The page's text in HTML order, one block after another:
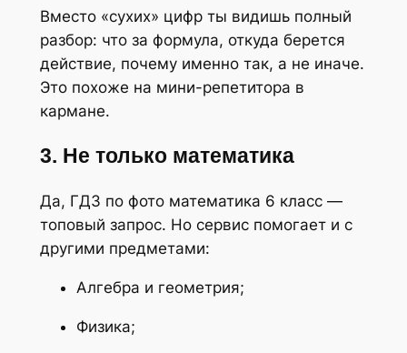
Вместо «сухих» цифр ты видишь полный
разбор: что за формула, откуда берется
действие, почему именно так, а не иначе.
Это похоже на мини-репетитора в
кармане.
3. Не только математика
Да, ГДЗ по фото математика 6 класс —
топовый запрос. Но сервис помогает и с
другими предметами:
Алгебра и геометрия;
Физика;